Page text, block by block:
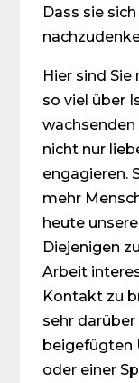
Dass sie
Hier sind Sie
so viel über
wachsenden
nicht nur
engagieren.
mehr
heute
Diejenigen
Arbeit
Kontakt zu
sehr darüber
beigefügten
oder einer